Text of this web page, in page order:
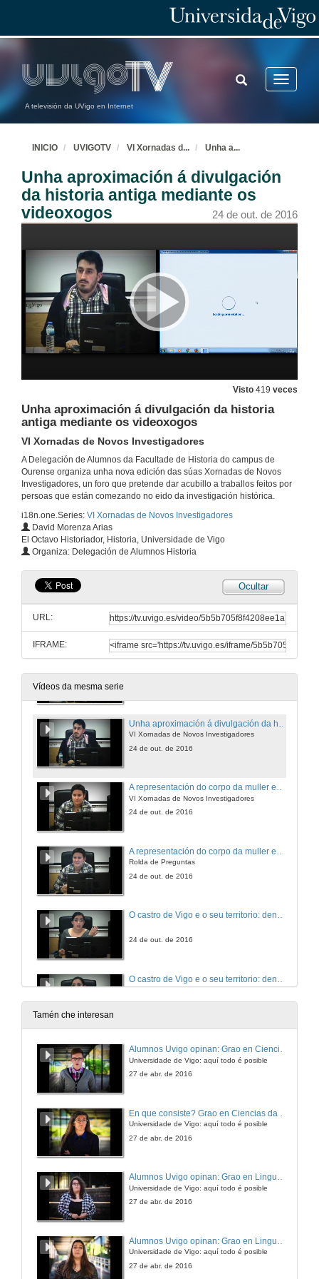
A televisión da UVigo en Internet
Toggle
TOGGLE
SEARCH
INICIO UVIGOTV VI Xornadas d... Unha a...
Unha aproximación á divulgación
da historia antiga mediante os
videoxogos
24 de out. de 2016
Visto 419 veces
Unha aproximación á divulgación da historia
antiga mediante os videoxogos
VI Xornadas de Novos Investigadores
A Delegación de Alumnos da Facultade de Historia do campus de
Ourense organiza unha nova edición das súas Xornadas de Novos
Investigadores, un foro que pretende dar acubillo a traballos feitos por
persoas que están comezando no eido da investigación histórica.
i18n.one.Series: VI Xornadas de Novos Investigadores
David Morenza Arias
El Octavo Historiador, Historia, Universidade de Vigo
Organiza: Delegación de Alumnos Historia
Ocultar
URL:
IFRAME:
Vídeos da mesma serie
Presentación das xornadas
VI Xornadas de Novos Investigadores
24 de out. de 2016
Activación do patrimonio arqueolóxico, etnográfico e cultural da Comarca de As Frieiras (Ourense) no marco do turismo alternativo
24 de out. de 2016
Rolda de Preguntas
24 de out. de 2016
Violencia altomedieval en Galicia: discurso, lexitimación, praxe.
VI Xornadas de Novos Investigadores
24 de out. de 2016
Violencia altomedieval en Galicia: discurso, lexitimación, praxe.
VI Xornadas de Novos Investigadores
24 de out. de 2016
A representación do corpo da muller en torno ó mar Exeo
VI Xornadas de Novos Investigadores
24 de out. de 2016
Rolda de Preguntas
24 de out. de 2016
O castro de Vigo e o seu territorio: dende unha óptica da Arqueoloxía da Paisaxe
24 de out. de 2016
Rolda de Preguntas
24 de out. de 2016
Rolda de Preguntas
Tamén che interesan
Alumnos Uvigo opinan: Grao en Ciencias da Linguaxe e Estudos Literarios
Universidade de Vigo: aquí todo é posible
27 de abr. de 2016
Universidade de Vigo: aquí todo é posible
27 de abr. de 2016
Alumnos Uvigo opinan: Grao en Linguas Estranxeiras
Universidade de Vigo: aquí todo é posible
27 de abr. de 2016
Universidade de Vigo: aquí todo é posible
27 de abr. de 2016